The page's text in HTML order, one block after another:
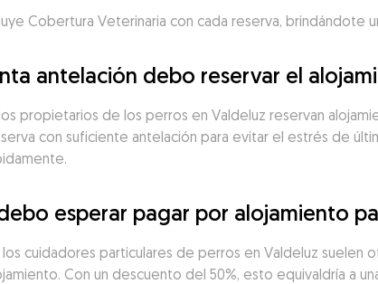
Cobertura Veterinaria con cada reserva, brindándote
antelación debo reservar el
propietarios de los perros en Valdeluz reservan
con suficiente antelación para evitar el estrés de
esperar pagar por alojamiento
los cuidadores particulares de perros en Valdeluz suelen
Con un descuento del 50%, esto equivaldría a